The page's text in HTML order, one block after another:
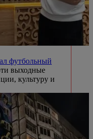
футбольный
выходные
культуру и